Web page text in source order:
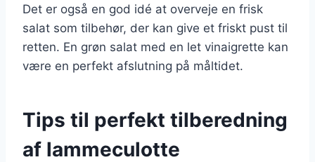
Det er også en god idé at overveje en frisk
salat som tilbehør, der kan give et friskt pust til
retten. En grøn salat med en let vinaigrette kan
være en perfekt afslutning på måltidet.
Tips til perfekt tilberedning
af lammeculotte